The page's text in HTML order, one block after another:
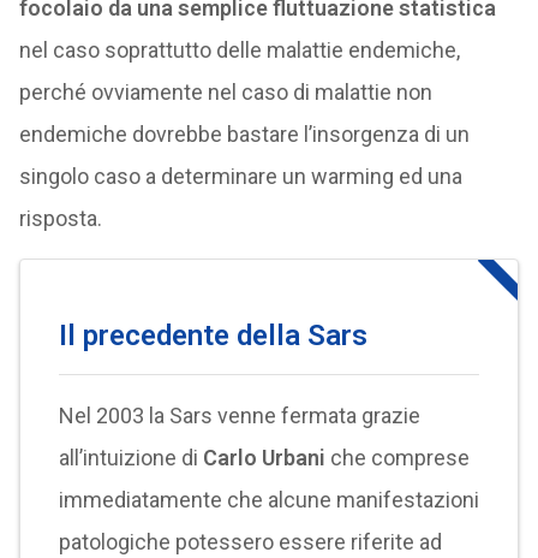
focolaio da una semplice fluttuazione statistica
nel caso soprattutto delle malattie endemiche,
perché ovviamente nel caso di malattie non
endemiche dovrebbe bastare l’insorgenza di un
singolo caso a determinare un warming ed una
risposta.
Il precedente della Sars
Nel 2003 la Sars venne fermata grazie
all’intuizione di Carlo Urbani che comprese
immediatamente che alcune manifestazioni
patologiche potessero essere riferite ad